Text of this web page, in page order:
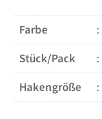
Farbe
Stück/Pack
Hakengröße